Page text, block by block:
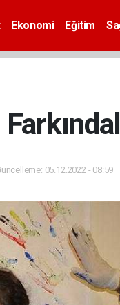
Ekonomi Eğitim
05.12.2022 - 08:59